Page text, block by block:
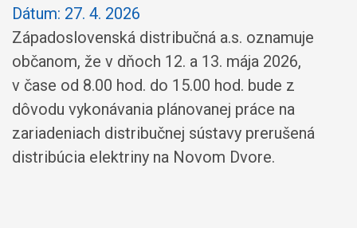
Dátum: 27. 4. 2026
Západoslovenská distribučná a.s. oznamuje
občanom, že v dňoch 12. a 13. mája 2026,
v čase od 8.00 hod. do 15.00 hod. bude z
dôvodu vykonávania plánovanej práce na
zariadeniach distribučnej sústavy prerušená
distribúcia elektriny na Novom Dvore.